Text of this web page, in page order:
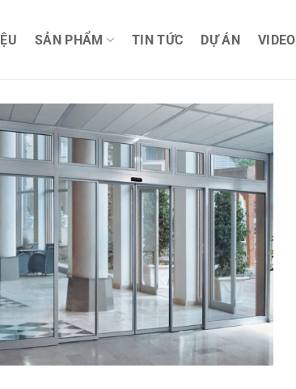
SẢN PHẨM TIN TỨC DỰ ÁN VIDEO